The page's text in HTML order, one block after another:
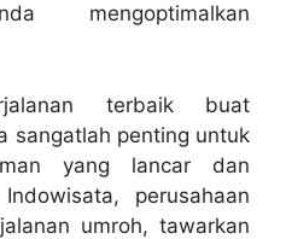
mengoptimalkan
terbaik buat
sangatlah penting untuk
yang lancar dan
perusahaan
umroh, tawarkan